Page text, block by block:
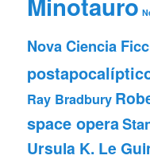
Nova Ciencia
Ray Bradbury
space opera
Ursula K. Le